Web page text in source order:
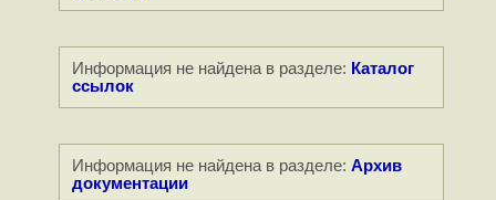
Информация не найдена в разделе: Каталог
ссылок
Информация не найдена в разделе: Архив
документации